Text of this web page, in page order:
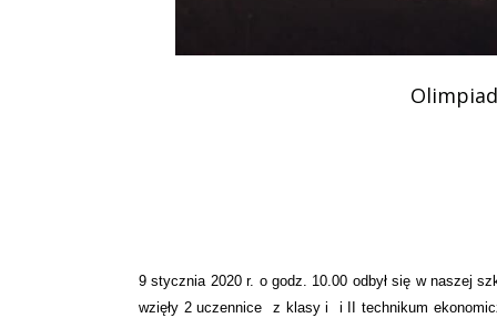
9 stycznia 2020 r. o godz. 10.00 odbył się w naszej
wzięły 2 uczennice z klasy i i II technikum